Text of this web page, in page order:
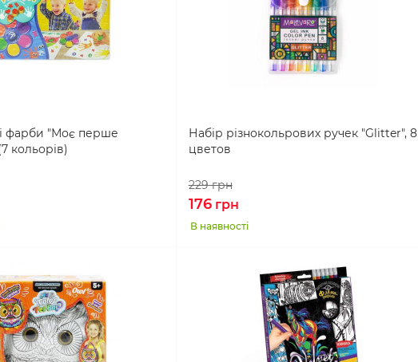
фарби "Моє перше
кольорів)
Набір різнокольрових ручек "Glitter", 8
цветов
229грн
176грн
В наявності